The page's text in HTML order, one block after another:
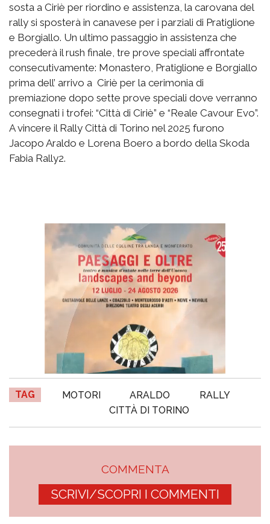
sosta a Ciriè per riordino e assistenza, la carovana del
rally si sposterà in canavese per i parziali di Pratiglione
e Borgiallo. Un ultimo passaggio in assistenza che
precederà il rush finale, tre prove speciali affrontate
consecutivamente: Monastero, Pratiglione e Borgiallo
prima dell’ arrivo a Ciriè per la cerimonia di
premiazione dopo sette prove speciali dove verranno
consegnati i trofei: “Città di Ciriè” e “Reale Cavour Evo”.
A vincere il Rally Città di Torino nel 2025 furono
Jacopo Araldo e Lorena Boero a bordo della Skoda
Fabia Rally2.
TAG MOTORI ARALDO
RALLY
CITTÀ DI TORINO
COMMENTA
SCRIVI/SCOPRI I COMMENTI